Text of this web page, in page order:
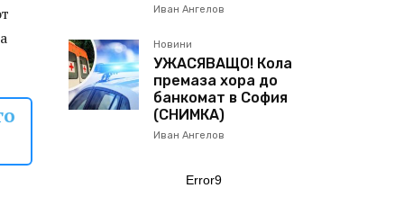
Иван Ангелов
Новини
УЖАСЯВАЩО! Кола
премаза хора до
банкомат в София
(СНИМКА)
Иван Ангелов
Error9